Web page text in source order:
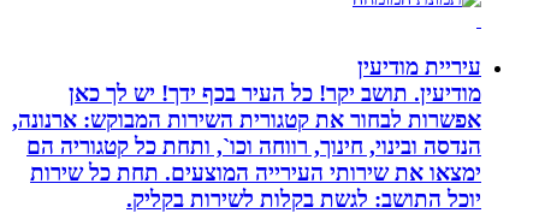
עיריית מודיעין
מודיעין. תושב יקר! כל העיר בכף ידך! יש לך כאן
אפשרות לבחור את קטגורית השירות המבוקש: ארנונה,
הנדסה ובינוי, חינוך, רווחה וכו`, ותחת כל קטגוריה הם
ימצאו את שירותי העירייה המוצעים. תחת כל שירות
יוכל התושב: לגשת בקלות לשירות בקליק.